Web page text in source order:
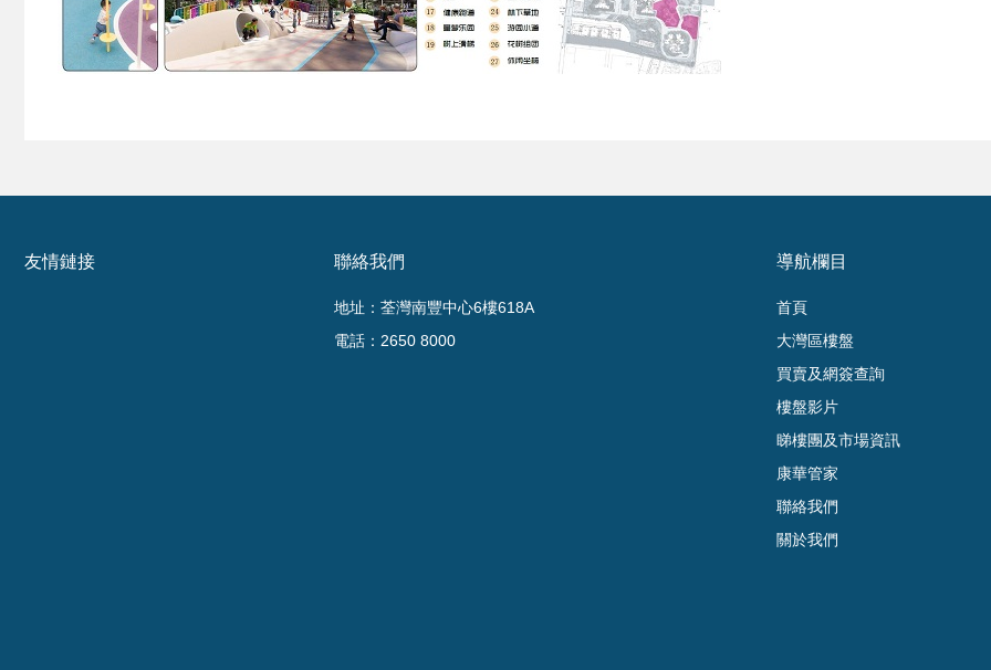
友情鏈接 聯絡我們
地址：荃灣南豐中心6樓618A
電話：2650 8000
導航欄目
首頁
大灣區樓盤
買賣及網簽查詢
樓盤影片
睇樓團及市場資訊
康華管家
聯絡我們
關於我們